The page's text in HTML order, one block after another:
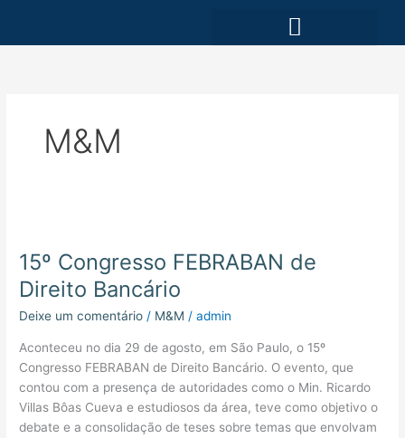
o
M&M
15º Congresso FEBRABAN de
Direito Bancário
Deixe um comentário / M&M /admin
Aconteceu no dia 29 de agosto, em São Paulo, o 15º
Congresso FEBRABAN de Direito Bancário. O evento, que
contou com a presença de autoridades como o Min. Ricardo
Villas Bôas Cueva e estudiosos da área, teve como objetivo o
debate e a consolidação de teses sobre temas que envolvam
FEBRABAN
de
Direito
Bancário